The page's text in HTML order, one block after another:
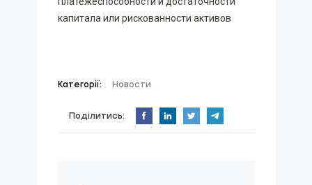
капитала или рискованности активов
Категорії: Новости
Поділитись: